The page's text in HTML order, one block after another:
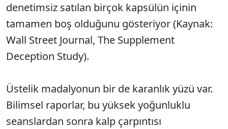
denetimsiz satılan birçok kapsülün içinin
tamamen boş olduğunu gösteriyor (Kaynak:
Wall Street Journal, The Supplement
Deception Study).
Üstelik madalyonun bir de karanlık yüzü var.
Bilimsel raporlar, bu yüksek yoğunluklu
seanslardan sonra kalp çarpıntısı